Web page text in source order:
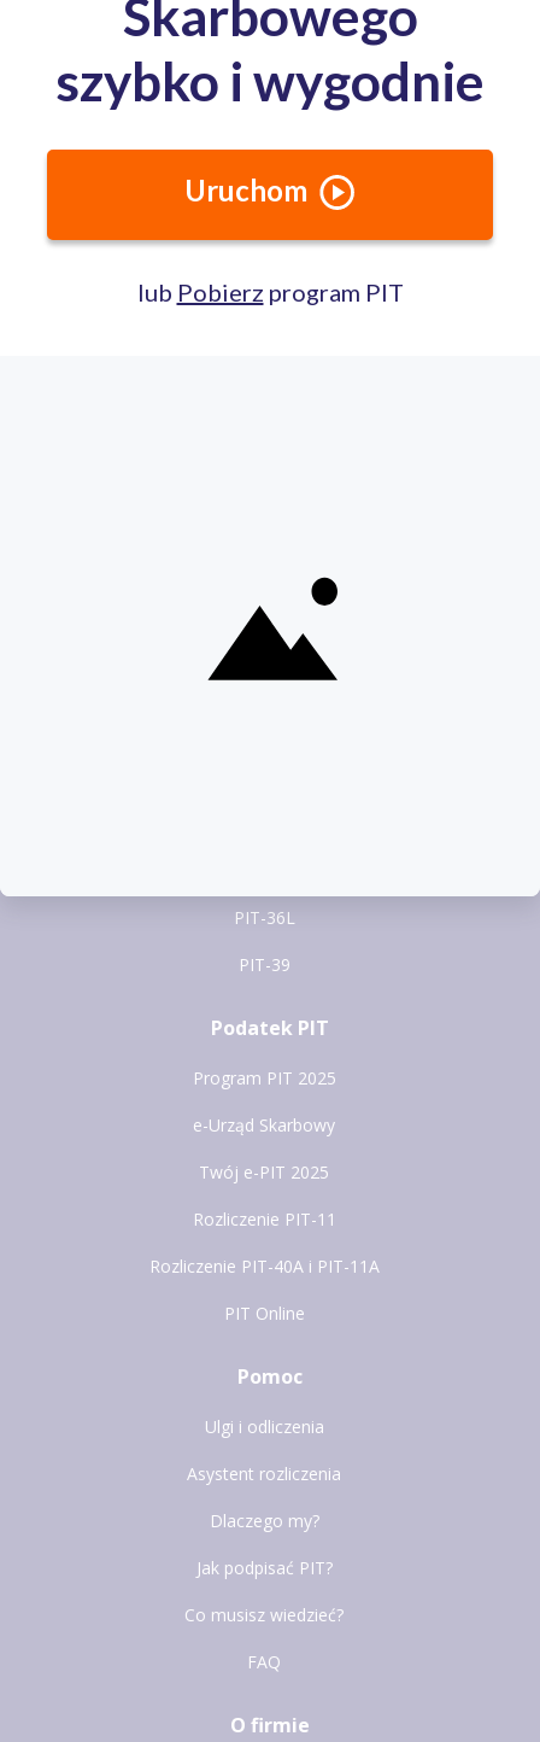
Formularze PIT
PIT-36L
PIT-39
Podatek PIT
Program PIT 2025
e-Urząd Skarbowy
Twój e-PIT 2025
Rozliczenie PIT-11
Rozliczenie PIT-40A i PIT-11A
PIT Online
Pomoc
Ulgi i odliczenia
Asystent rozliczenia
Dlaczego my?
Jak podpisać PIT?
Co musisz wiedzieć?
FAQ
O firmie